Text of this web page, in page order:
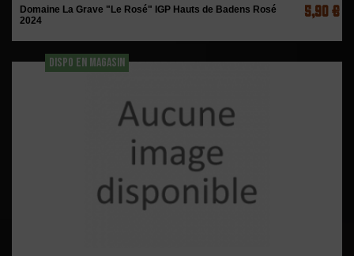
Domaine La Grave "Le Rosé" IGP Hauts de Badens Rosé
2024
5,90 €
DISPO EN MAGASIN